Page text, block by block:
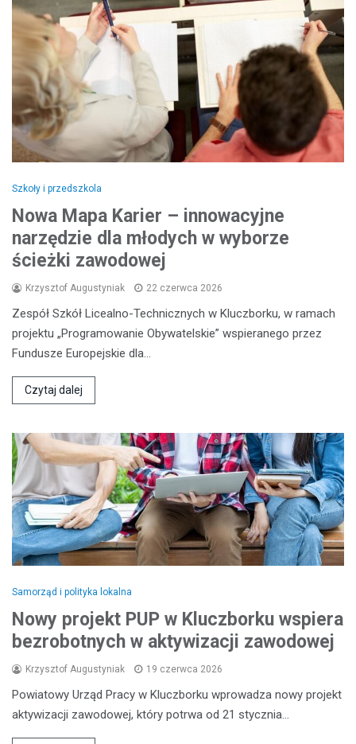
Szkoły i przedszkola
Nowa Mapa Karier – innowacyjne
narzędzie dla młodych w wyborze
ścieżki zawodowej
Krzysztof Augustyniak 22 czerwca 2026
Zespół Szkół Licealno-Technicznych w Kluczborku, w ramach
projektu „Programowanie Obywatelskie” wspieranego przez
Fundusze Europejskie dla…
Czytaj dalej
Samorząd i polityka lokalna
Nowy projekt PUP w Kluczborku wspiera
bezrobotnych w aktywizacji zawodowej
Krzysztof Augustyniak 19 czerwca 2026
Powiatowy Urząd Pracy w Kluczborku wprowadza nowy projekt
aktywizacji zawodowej, który potrwa od 21 stycznia…